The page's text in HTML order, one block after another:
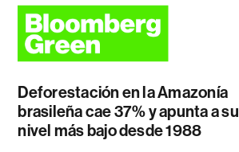
Deforestación en la Amazonía
brasileña cae 37% y apunta a su
nivel más bajo desde 1988